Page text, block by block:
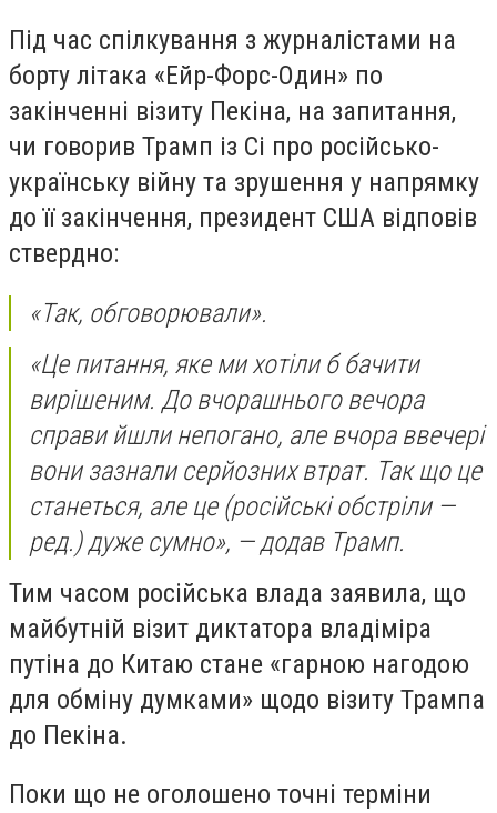
Під час спілкування з журналістами на
борту літака «Ейр-Форс-Один» по
закінченні візиту Пекіна, на запитання,
чи говорив Трамп із Сі про російсько-
українську війну та зрушення у напрямку
до її закінчення, президент США відповів
ствердно:
«Так, обговорювали».
«Це питання, яке ми хотіли б бачити
вирішеним. До вчорашнього вечора
справи йшли непогано, але вчора ввечері
вони зазнали серйозних втрат. Так що це
станеться, але це (російські обстріли —
ред.) дуже сумно», — додав Трамп.
Тим часом російська влада заявила, що
майбутній візит диктатора владіміра
путіна до Китаю стане «гарною нагодою
для обміну думками» щодо візиту Трампа
до Пекіна.
Поки що не оголошено точні терміни